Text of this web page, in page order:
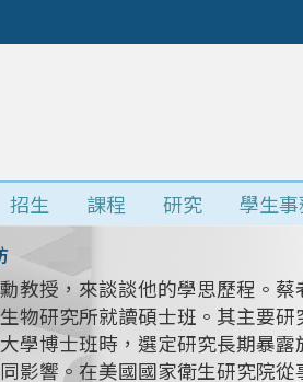
招生 課程 研究 學生事
訪
物科技研究所──陳仁治副教授
能了解廢水中的細菌對微藻生
與微藻培養的新選擇。